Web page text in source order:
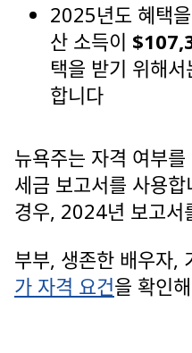
2025년도 혜택
산 소득이
택을 받기 위해서
합니다
뉴욕주는 자격 여부
세금 보고서를 사용
경우, 2024년 보고서
부부, 생존한 배우자,
가 자격 요건을 확인